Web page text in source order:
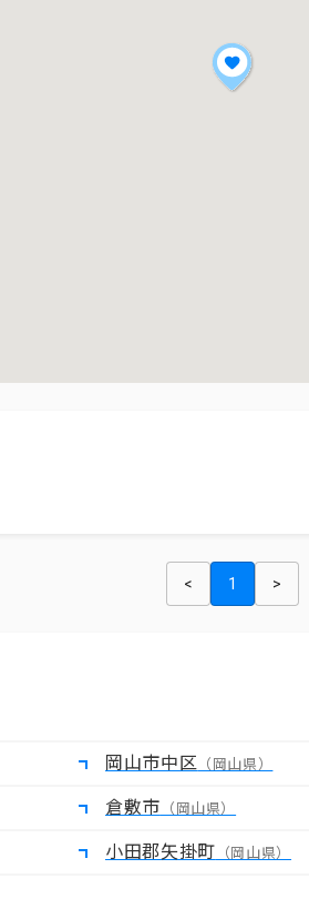
< 1 >
岡山市中区 （岡山県）
倉敷市 （岡山県）
小田郡矢掛町 （岡山県）